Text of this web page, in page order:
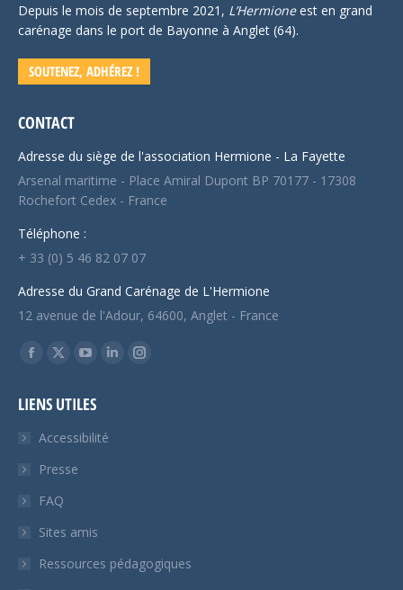
Depuis le mois de septembre 2021, L’Hermioneest en grand
carénage dans le port de Bayonne à Anglet (64).
SOUTENEZ, ADHÉREZ !
CONTACT
Adresse du siège de l'association Hermione - La Fayette
Arsenal maritime - Place Amiral Dupont BP 70177 - 17308
Rochefort Cedex - France
Téléphone :
+ 33 (0) 5 46 82 07 07
Adresse du Grand Carénage de L'Hermione
12 avenue de l'Adour, 64600, Anglet - France
Trouvez nous sur :
Facebook
opens
in
X
opens
in
YouTube
opens
in
LinkedInInstagram
LIENS UTILES
Accessibilité
Presse
FAQ
Sites amis
Ressources pédagogiques